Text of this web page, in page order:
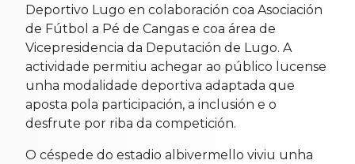
Deportivo Lugo en colaboración coa Asociación
de Fútbol a Pé de Cangas e coa área de
Vicepresidencia da Deputación de Lugo. A
actividade permitiu achegar ao público lucense
unha modalidade deportiva adaptada que
aposta pola participación, a inclusión e o
desfrute por riba da competición.
O céspede do estadio albivermello viviu unha